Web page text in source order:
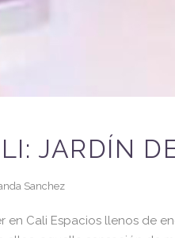
JARDÍN
Sanchez
en Cali Espacios llenos de
y las